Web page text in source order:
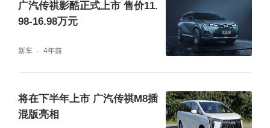
广汽传祺影酷正式上市 售价11.
98-16.98万元
新车 4年前
将在下半年上市 广汽传祺M8插
混版亮相